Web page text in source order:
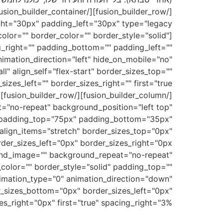
border_color="" border_style="solid"
padding_bottom="" padding_left=""
hide_on_mobile="no"
align_self="flex-start" border_sizes_top=""
repeat" background_position="left top"
padding_bottom="35px"
border_sizes_top="0px"
background_repeat="no-repeat"
border_style="solid" padding_top=""
animation_direction="down"
border_sizes_left="0px"
first="true" spacing_right="3%"][fusion_text]